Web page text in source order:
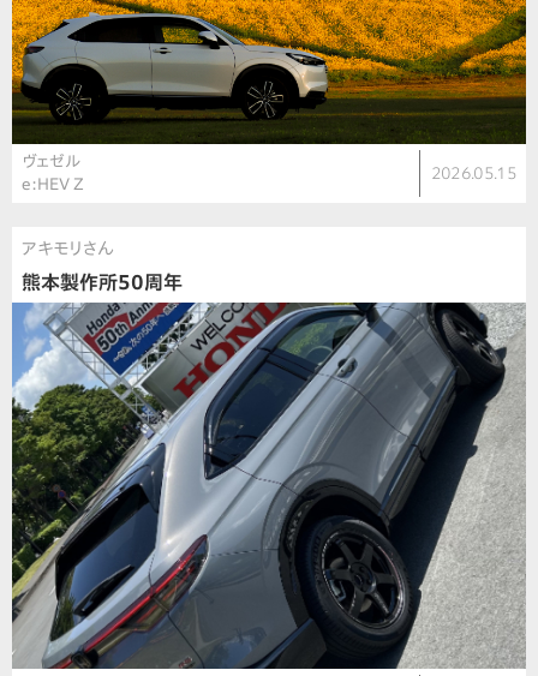
ヴェゼル
e:HEV Z
2026.05.15
アキモリさん
熊本製作所50周年